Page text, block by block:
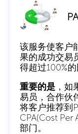
该服务使客户
果的成功交易
得超过100%的
重要的是 ，
易员，合作伙
将客户推荐到
CPA(Cost
部门。